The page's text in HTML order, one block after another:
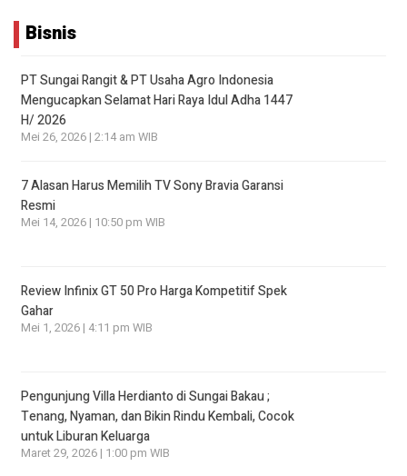
Bisnis
PT Sungai Rangit & PT Usaha Agro Indonesia
Mengucapkan Selamat Hari Raya Idul Adha 1447
H/ 2026
Mei 26, 2026 | 2:14 am WIB
7 Alasan Harus Memilih TV Sony Bravia Garansi
Resmi
Mei 14, 2026 | 10:50 pm WIB
Review Infinix GT 50 Pro Harga Kompetitif Spek
Gahar
Mei 1, 2026 | 4:11 pm WIB
Pengunjung Villa Herdianto di Sungai Bakau ;
Tenang, Nyaman, dan Bikin Rindu Kembali, Cocok
untuk Liburan Keluarga
Maret 29, 2026 | 1:00 pm WIB